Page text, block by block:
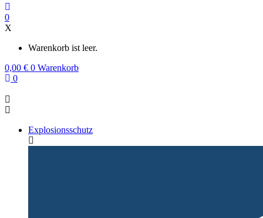
0
X
Warenkorb ist leer.
0,00 € 0 Warenkorb
0
Explosionsschutz